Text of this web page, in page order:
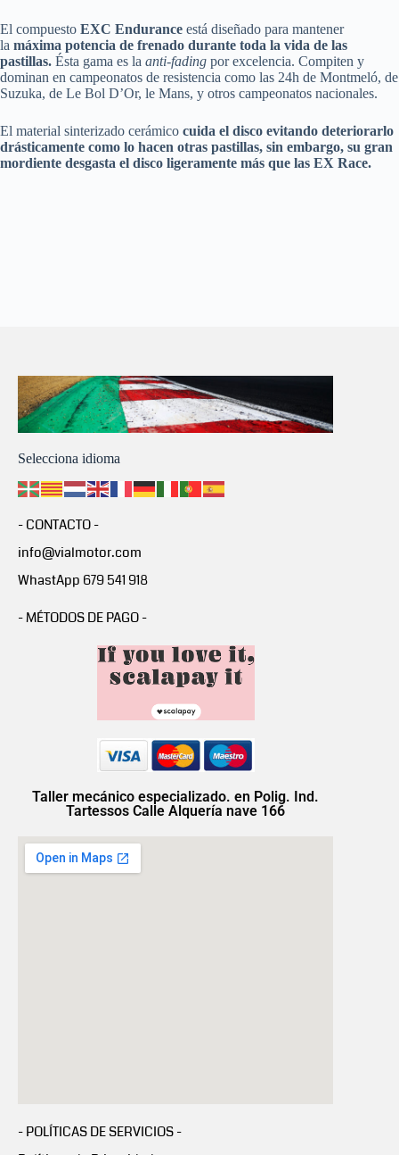
El compuesto EXC Endurance está diseñado para mantener
la máxima potencia de frenado durante toda la vida de las
pastillas. Ésta gama es la anti-fading por excelencia. Compiten y
dominan en campeonatos de resistencia como las 24h de Montmeló, de
Suzuka, de Le Bol D’Or, le Mans, y otros campeonatos nacionales.
El material sinterizado cerámico cuida el disco evitando deteriorarlo
drásticamente como lo hacen otras pastillas, sin embargo, su gran
mordiente desgasta el disco ligeramente más que las EX Race.
Selecciona idioma
- CONTACTO -
info@vialmotor.com
WhastApp 679 541 918
- MÉTODOS DE PAGO -
Taller mecánico especializado. en Polig. Ind.
Tartessos Calle Alquería nave 166
- POLÍTICAS DE SERVICIOS -